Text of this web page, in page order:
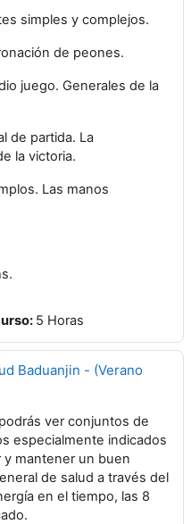
simples y complejos.
de peones.
juego. Generales de la
de partida. La
la victoria.
Las manos
: 5 Horas
Baduanjin - (Verano
ver conjuntos de
especialmente indicados
y mantener un buen
de salud a través del
en el tiempo, las 8